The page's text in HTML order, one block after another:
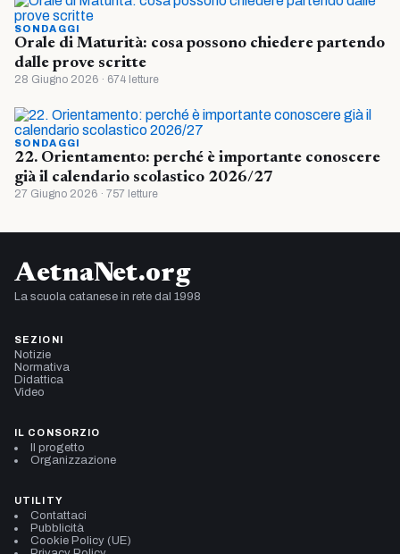
SONDAGGI
Orale di Maturità: cosa possono chiedere partendo
dalle prove scritte
28 Giugno 2026 · 674 letture
SONDAGGI
22. Orientamento: perché è importante conoscere
già il calendario scolastico 2026/27
27 Giugno 2026 · 757 letture
AetnaNet.org
La scuola catanese in rete dal 1998
SEZIONI
Notizie
Normativa
Didattica
Video
IL CONSORZIO
Il progetto
Organizzazione
UTILITY
Contattaci
Pubblicità
Cookie Policy (UE)